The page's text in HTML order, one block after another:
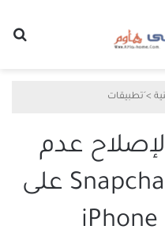
> َتطبيقات
لإصلاح عدم
تحميل ذكريات Snapchat على